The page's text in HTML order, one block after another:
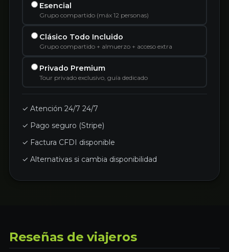
Esencial
Grupo compartido (máx 12 personas)
Clásico Todo Incluido
Grupo compartido + almuerzo + acceso extra
Privado Premium
Tour privado exclusivo, guía dedicado
✓ Atención 24/7 24/7
✓ Pago seguro (Stripe)
✓ Factura CFDI disponible
✓ Alternativas si cambia disponibilidad
Reseñas de viajeros